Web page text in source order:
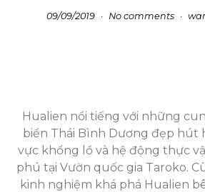
09/09/2019 No comments
Hualien nổi tiếng với những
biển Thái Bình Dương đẹp hút
vực khổng lồ và hệ động thực
phú tại Vườn quốc gia Taroko.
kinh nghiệm khá phá Hualien